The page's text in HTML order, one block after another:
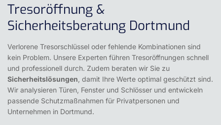
Tresoröffnung &
Sicherheitsberatung Dortmund
Verlorene Tresorschlüssel oder fehlende Kombinationen sind
kein Problem. Unsere Experten führen Tresoröffnungen schnell
und professionell durch. Zudem beraten wir Sie zu
Sicherheitslösungen , damit Ihre Werte optimal geschützt sind.
Wir analysieren Türen, Fenster und Schlösser und entwickeln
passende Schutzmaßnahmen für Privatpersonen und
Unternehmen in Dortmund.